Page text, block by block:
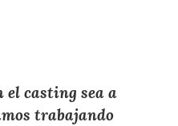
el casting sea a
trabajando